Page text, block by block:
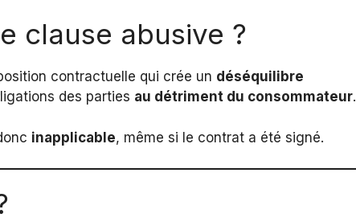
clause abusive ?
contractuelle qui crée un déséquilibre
des parties au détriment du consommateur.
inapplicable, même si le contrat a été signé.